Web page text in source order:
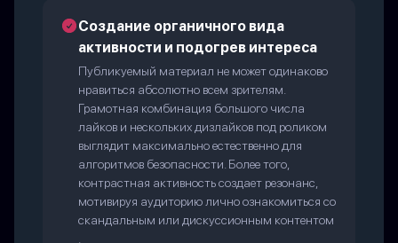
Создание органичного вида
активности и подогрев интереса
Публикуемый материал не может одинаково
нравиться абсолютно всем зрителям.
Грамотная комбинация большого числа
лайков и нескольких дизлайков под роликом
выглядит максимально естественно для
алгоритмов безопасности. Более того,
контрастная активность создает резонанс,
мотивируя аудиторию лично ознакомиться со
скандальным или дискуссионным контентом